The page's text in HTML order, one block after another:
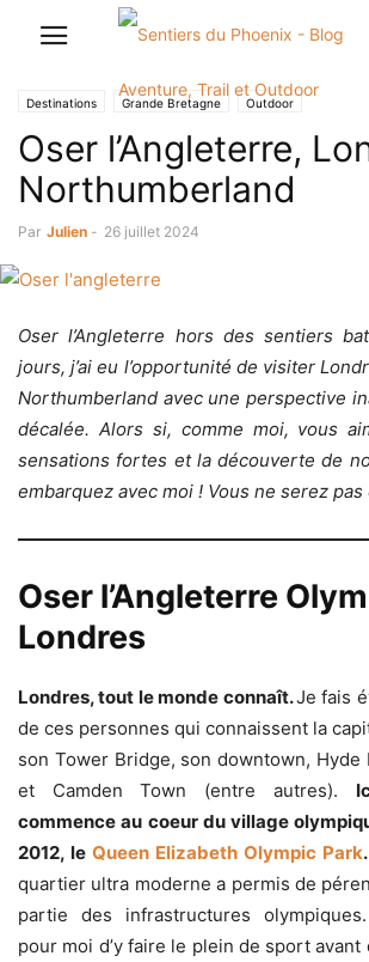
Destinations Grande Bretagne Outdoor
Oser l’Angleterre,
Northumberland
Par Julien - 26 juillet 2024
Oser l’Angleterre hors des sentiers
jours, j’ai eu l’opportunité de visiter
Northumberland avec une perspective
décalée. Alors si, comme moi, vous
sensations fortes et la découverte de
embarquez avec moi ! Vous ne serez pas
Oser l’Angleterre
Londres
Londres, tout le monde connaît.Je fais
de ces personnes qui connaissent la
son Tower Bridge, son downtown, Hyde
et Camden Town (entre autres).
commence au coeur du village
2012, le Queen Elizabeth Olympic Park.
quartier ultra moderne a permis de
partie des infrastructures olympiques.
pour moi d’y faire le plein de sport avant